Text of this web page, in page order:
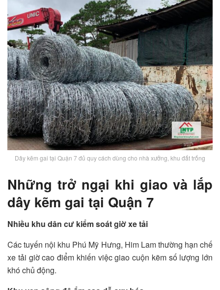
Dây kẽm gai tại Quận 7 đủ quy cách dùng cho nhà xưởng, khu đất trống
Những trở ngại khi giao và lắp
dây kẽm gai tại Quận 7
Nhiều khu dân cư kiểm soát giờ xe tải
Các tuyến nội khu Phú Mỹ Hưng, Him Lam thường hạn chế
xe tải giờ cao điểm khiến việc giao cuộn kẽm số lượng lớn
khó chủ động.